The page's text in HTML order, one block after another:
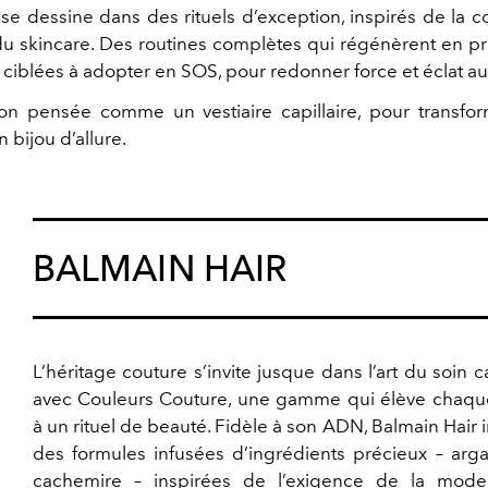
dessine dans des rituels d’exception, inspirés de la
skincare. Des routines complètes qui régénèrent en
à adopter en SOS, pour redonner force et éclat
pensée comme un vestiaire capillaire, pour
bijou d’allure.
BALMAIN HAIR
L’héritage couture s’invite jusque dans l’art du soin
avec Couleurs Couture, une gamme qui élève
à un rituel de beauté. Fidèle à son ADN, Balmain Hair
des formules infusées d’ingrédients précieux –
cachemire – inspirées de l’exigence de la